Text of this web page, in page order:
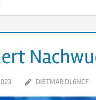
DIETMAR DL6NCF